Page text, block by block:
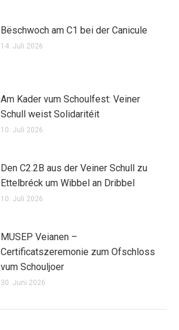
Bëschwoch am C1 bei der Canicule
14. Juli 2026
Am Kader vum Schoulfest: Veiner
Schull weist Solidaritéit
10. Juli 2026
Den C2.2B aus der Veiner Schull zu
Ettelbréck um Wibbel an Dribbel
10. Juli 2026
MUSEP Veianen –
Certificatszeremonie zum Ofschloss
vum Schouljoer
30. Juni 2026